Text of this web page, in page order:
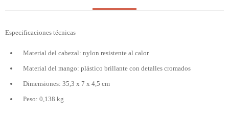
Especificaciones técnicas
Material del cabezal: nylon resistente al calor
Material del mango: plástico brillante con detalles cromados
Dimensiones: 35,3 x 7 x 4,5 cm
Peso: 0,138 kg